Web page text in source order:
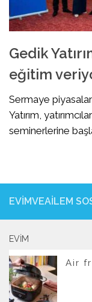
Gedik
eğitim
Sermaye
Yatırım,
seminerlerine
EVIMVEAILEM
EVIM
Air